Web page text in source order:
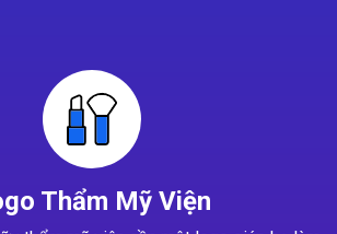
Thẩm Mỹ Viện